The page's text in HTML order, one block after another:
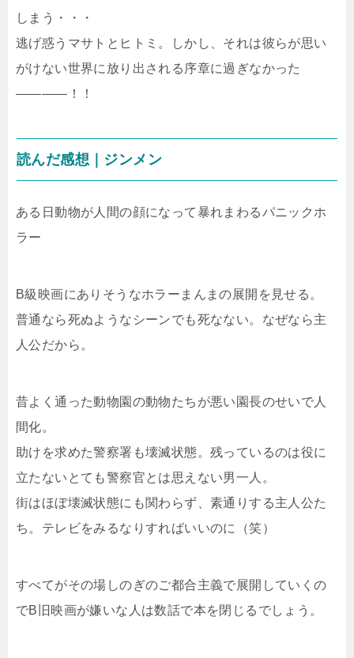
しまう・・・
逃げ惑うマサトとヒトミ。しかし、それは彼らが思い
がけない世界に放り出される序章に過ぎなかった
――――！！
読んだ感想｜ジンメン
ある日動物が人間の顔になって暴れまわるパニックホ
ラー
B級映画にありそうなホラーまんまの展開を見せる。
普通なら死ぬようなシーンでも死なない。なぜなら主
人公だから。
昔よく通った動物園の動物たちが悪い園長のせいで人
間化。
助けを求めた警察署も壊滅状態。残っているのは役に
立たないとても警察官とは思えない男一人。
街はほぼ壊滅状態にも関わらず、素通りする主人公た
ち。テレビをみるなりすればいいのに（笑）
すべてがその場しのぎのご都合主義で展開していくの
でB旧映画が嫌いな人は数話で本を閉じるでしょう。